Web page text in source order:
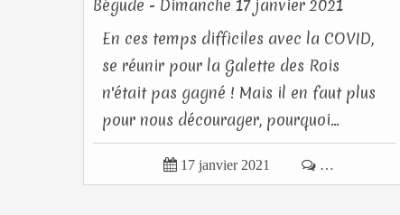
En ces temps difficiles avec la COVID,
se réunir pour la Galette des Rois
n'était pas gagné ! Mais il en faut plus
pour nous décourager, pourquoi...
 17 janvier 2021  …